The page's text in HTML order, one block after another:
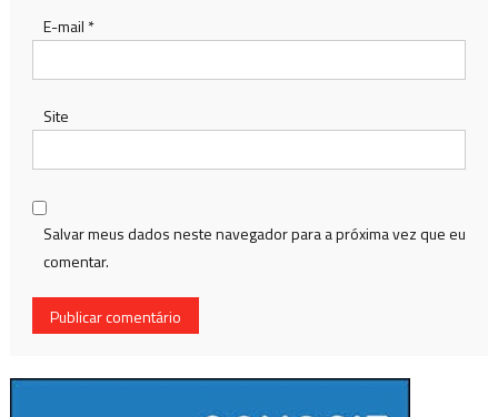
E-mail *
Site
Salvar meus dados neste navegador para a próxima vez que eu
comentar.